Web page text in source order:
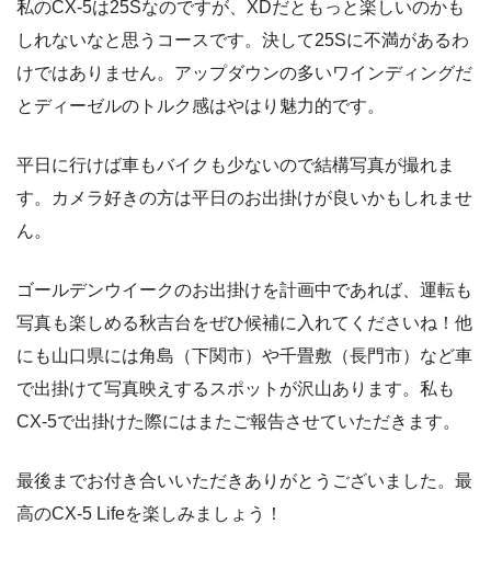
私のCX-5は25Sなのですが、XDだともっと楽しいのかも
しれないなと思うコースです。決して25Sに不満があるわ
けではありません。アップダウンの多いワインディングだ
とディーゼルのトルク感はやはり魅力的です。
平日に行けば車もバイクも少ないので結構写真が撮れま
す。カメラ好きの方は平日のお出掛けが良いかもしれませ
ん。
ゴールデンウイークのお出掛けを計画中であれば、運転も
写真も楽しめる秋吉台をぜひ候補に入れてくださいね！他
にも山口県には角島（下関市）や千畳敷（長門市）など車
で出掛けて写真映えするスポットが沢山あります。私も
CX-5で出掛けた際にはまたご報告させていただきます。
最後までお付き合いいただきありがとうございました。最
高のCX-5 Lifeを楽しみましょう！